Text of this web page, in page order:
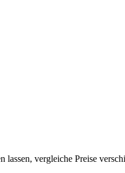
vergleiche Preise